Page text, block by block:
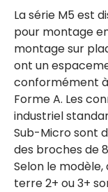
La série M5 est
pour montage
montage sur
ont un
conformément à
Forme A. Les
industriel
Sub-Micro sont
des broches de
Selon le
terre 2+ ou 3+